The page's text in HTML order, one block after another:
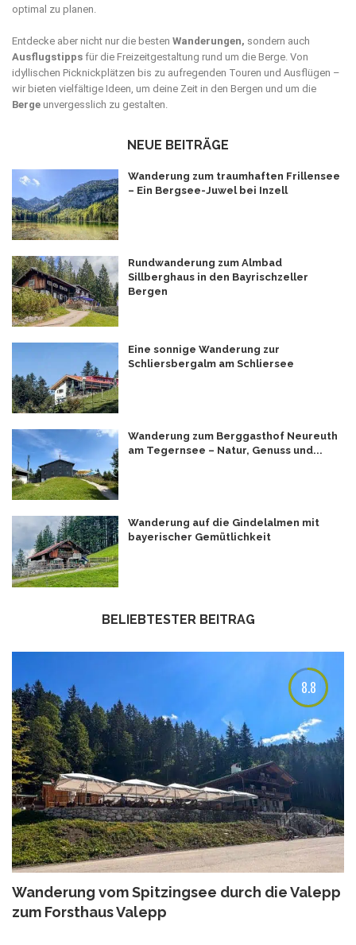
optimal zu planen.
Entdecke aber nicht nur die besten Wanderungen, sondern auch
Ausflugstipps für die Freizeitgestaltung rund um die Berge. Von
idyllischen Picknickplätzen bis zu aufregenden Touren und Ausflügen –
wir bieten vielfältige Ideen, um deine Zeit in den Bergen und um die
Berge unvergesslich zu gestalten.
NEUE BEITRÄGE
Wanderung zum traumhaften Frillensee
– Ein Bergsee-Juwel bei Inzell
Rundwanderung zum Almbad
Sillberghaus in den Bayrischzeller
Bergen
Eine sonnige Wanderung zur
Schliersbergalm am Schliersee
Wanderung zum Berggasthof Neureuth
am Tegernsee – Natur, Genuss und...
Wanderung auf die Gindelalmen mit
bayerischer Gemütlichkeit
BELIEBTESTER BEITRAG
8.8
Wanderung vom Spitzingsee durch die Valepp
zum Forsthaus Valepp